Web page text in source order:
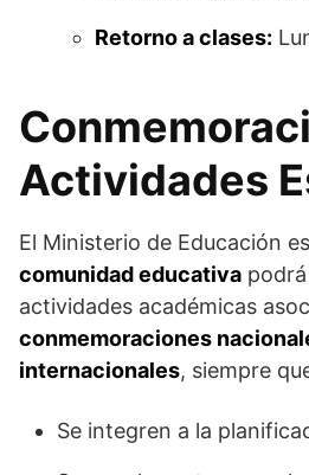
Retorno a clases:
Actividades
El Ministerio de Educación
comunidad educativa
actividades académicas
conmemoraciones
internacionales, siempre
Se integren a la